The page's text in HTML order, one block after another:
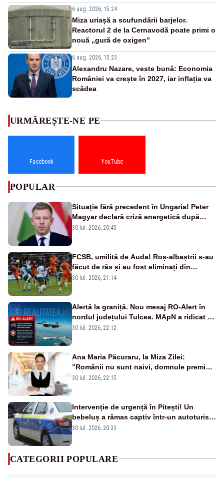
6 aug. 2026, 15:24
Miza uriașă a scufundării barjelor.
Reactorul 2 de la Cernavodă poate primi o
nouă „gură de oxigen”
6 aug. 2026, 15:23
Alexandru Nazare, veste bună: Economia
României va crește în 2027, iar inflația va
scădea
URMĂREȘTE-NE PE
Facebook YouTube
POPULAR
Situație fără precedent în Ungaria! Peter
Magyar declară criză energetică după
oprirea centralei de la Paks
30 iul. 2026, 20:45
FCSB, umilită de Auda! Roș-albaștrii s-au
făcut de râs și au fost eliminați din
Conference League
30 iul. 2026, 21:14
Alertă la graniță. Nou mesaj RO-Alert în
nordul județului Tulcea. MApN a ridicat de
la sol două avioane F-16
30 iul. 2026, 22:12
Ana Maria Păcuraru, la Miza Zilei:
”Românii nu sunt naivi, domnule premier
Bolojan”
30 iul. 2026, 22:15
Intervenție de urgență în Pitești! Un
bebeluș a rămas captiv într-un autoturism
din cauza unei defecțiuni
30 iul. 2026, 20:33
CATEGORII POPULARE